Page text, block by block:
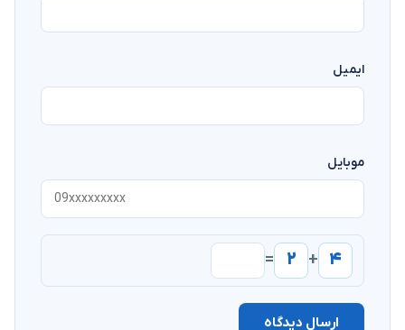
ایمیل
موبایل
۴ + ۲ =
ارسال دیدگاه